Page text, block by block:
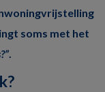
soms met het
.